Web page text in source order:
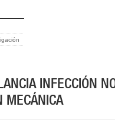
INFECCIÓN
MECÁNICA